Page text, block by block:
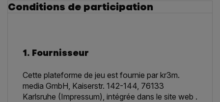
Conditions de participation
1. Fournisseur
Cette plateforme de jeu est fournie par kr3m.
media GmbH, Kaiserstr. 142-144, 76133
Karlsruhe (Impressum), intégrée dans le site web .